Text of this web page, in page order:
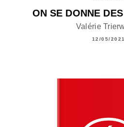
ON SE DONNE
Valérie
12/05/2021